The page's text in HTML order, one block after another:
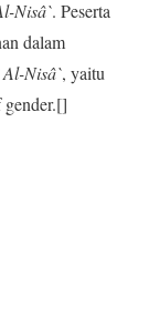
Nisâ`. Peserta
dalam
Nisâ`, yaitu
gender.[]